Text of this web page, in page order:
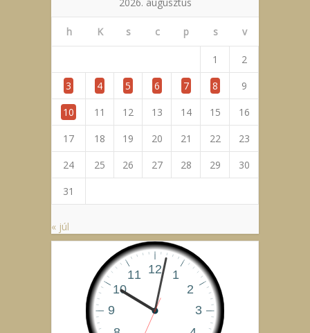
h K s c p s v
1
2
3
4 5 6 7 8
9
10
11 12 13 14 15
16
17
18 19 20 21 22
23
24
25 26 27 28 29
30
31
« júl